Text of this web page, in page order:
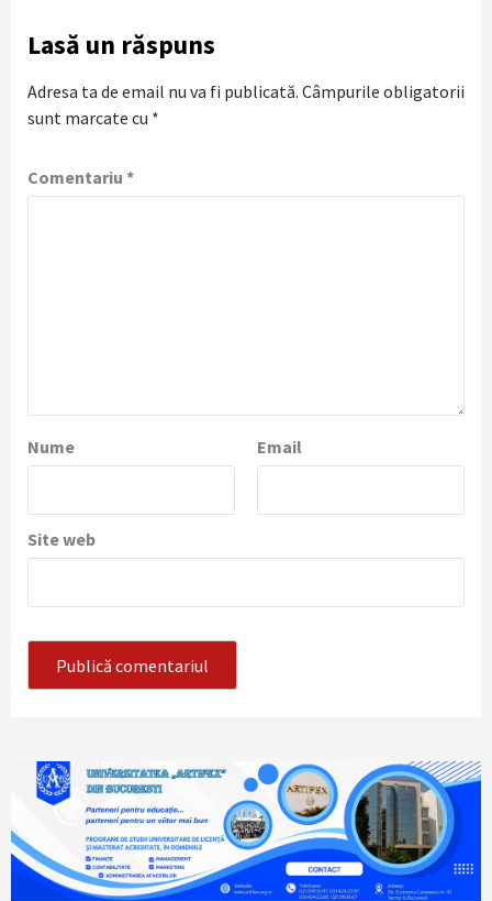
Lasă un răspuns
Adresa ta de email nu va fi publicată. Câmpurile obligatorii
sunt marcate cu *
Comentariu *
Nume Email
Site web